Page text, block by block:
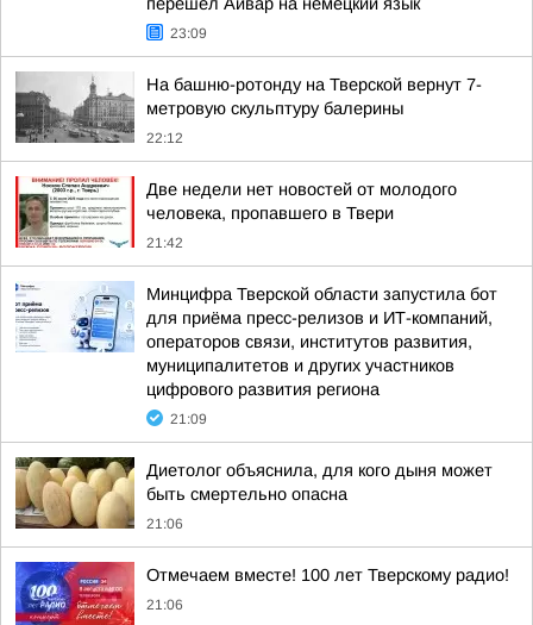
23:09
На башню-ротонду на Тверской вернут 7-
метровую скульптуру балерины
22:12
Две недели нет новостей от молодого
человека, пропавшего в Твери
21:42
Минцифра Тверской области запустила бот
для приёма пресс-релизов и ИТ-компаний,
операторов связи, институтов развития,
муниципалитетов и других участников
цифрового развития региона
21:09
Диетолог объяснила, для кого дыня может
быть смертельно опасна
21:06
Отмечаем вместе! 100 лет Тверскому радио!
21:06